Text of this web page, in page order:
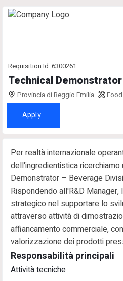
Requisition Id: 6300261
Technical
Provincia di Reggio Emilia
Apply
Per realtà internazionale
dell'ingredientistica ricerchiamo
Demonstrator – Beverage
Rispondendo all'R&D Manager,
strategico nel supportare lo
attraverso attività di
affiancamento commerciale,
valorizzazione dei prodotti
Responsabilità principali
Attività tecniche